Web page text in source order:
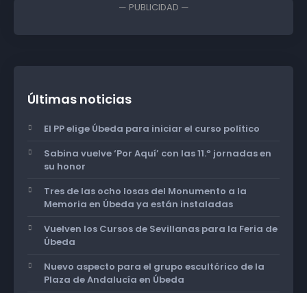
— PUBLICIDAD —
Últimas noticias
El PP elige Úbeda para iniciar el curso político
Sabina vuelve ‘Por Aquí’ con las 11.º jornadas en
su honor
Tres de las ocho losas del Monumento a la
Memoria en Úbeda ya están instaladas
Vuelven los Cursos de Sevillanas para la Feria de
Úbeda
Nuevo aspecto para el grupo escultórico de la
Plaza de Andalucía en Úbeda